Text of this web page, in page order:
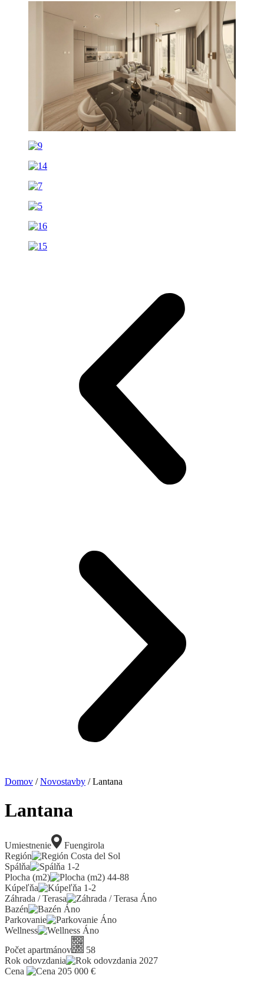
Domov /Novostavby / Lantana
Lantana
Umiestnenie
Fuengirola
Región
Costa del Sol
Spálňa
1-2
Plocha (m2)
44-88
Kúpeľňa
1-2
Záhrada / Terasa
Áno
Bazén
Áno
Parkovanie
Áno
Wellness
Áno
Počet apartmánov
58
Rok odovzdania
2027
Cena
205 000 €